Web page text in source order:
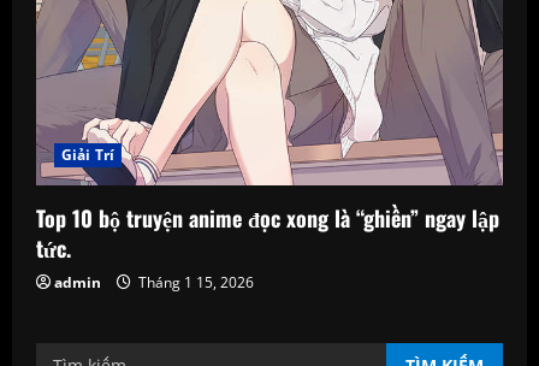
Giải Trí
Top 10 bộ truyện anime đọc xong là “ghiền” ngay lập
tức.
admin Tháng 1 15, 2026
Tìm